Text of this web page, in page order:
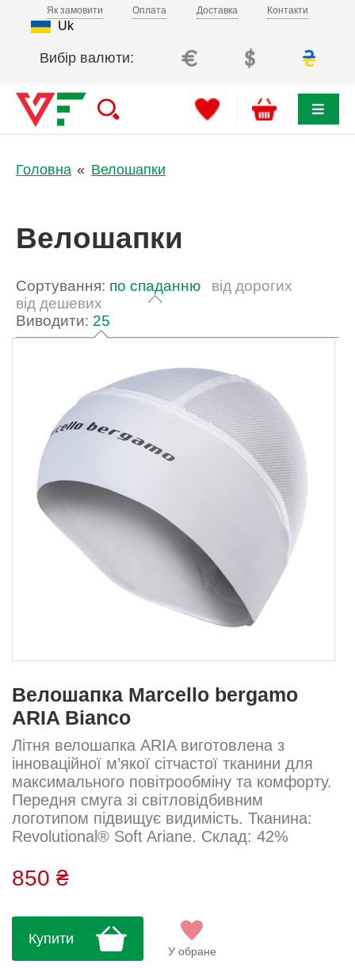
Як замовити Оплата Доставка Контакти
Uk
Вибір валюти:
Головна Велошапки
Велошапки
Сортування: по спаданню
від дорогих
від дешевих
Виводити: 25
Велошапка Marcello bergamo
ARIA Bianco
Літня велошапка ARIA виготовлена з
інноваційної м’якої сітчастої тканини для
максимального повітрообміну та комфорту.
Передня смуга зі світловідбивним
логотипом підвищує видимість. Тканина:
Revolutional® Soft Ariane. Склад: 42%
850 ₴
Купити
У обране